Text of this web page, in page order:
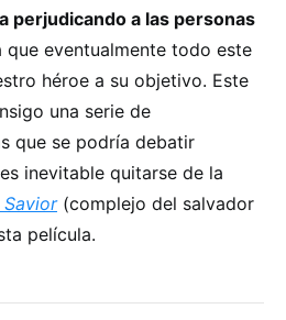
perjudicando a las personas
que eventualmente todo este
héroe a su objetivo. Este
una serie de
que se podría debatir
inevitable quitarse de la
Savior(complejo del salvador
película.